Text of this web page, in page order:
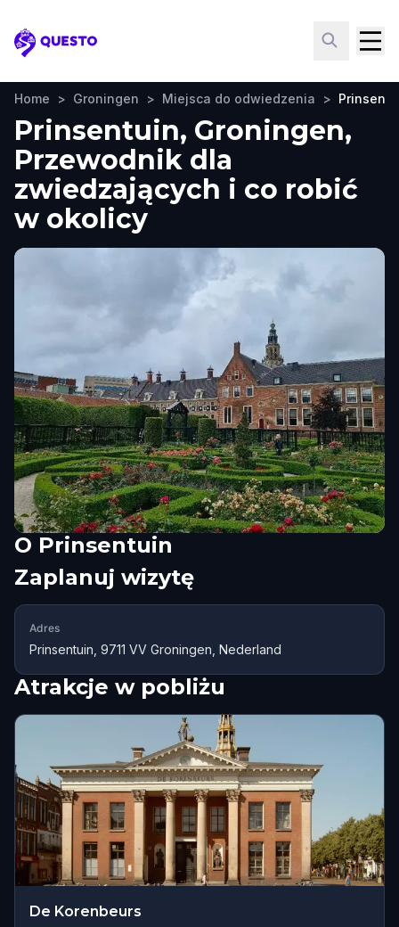
Questo
Home > Groningen > Miejsca do odwiedzenia >
Prinsentuin, Groningen,
Przewodnik dla
zwiedzających i co robić
w okolicy
O Prinsentuin
Zaplanuj wizytę
Adres
Prinsentuin, 9711 VV Groningen, Nederland
Atrakcje w pobliżu
De Korenbeurs